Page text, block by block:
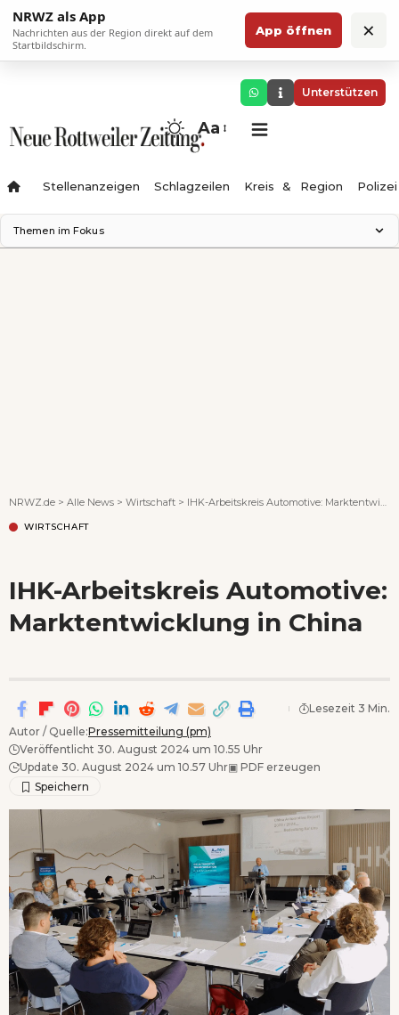
NRWZ als App
Nachrichten aus der Region direkt auf dem
Startbildschirm.
App öffnen ×
Unterstützen
Aa
Stellenanzeigen Schlagzeilen Kreis & Region Polizei
Themen im Fokus
NRWZ.de > Alle News > Wirtschaft > IHK-Arbeitskreis Automotive: Marktentwicklung in China
WIRTSCHAFT
IHK-Arbeitskreis Automotive:
Marktentwicklung in China
Autor / Quelle:Pressemitteilung (pm)
Veröffentlicht 30. August 2024 um 10.55 Uhr
Update 30. August 2024 um 10.57 Uhr▣ PDF erzeugen
Lesezeit 3 Min.